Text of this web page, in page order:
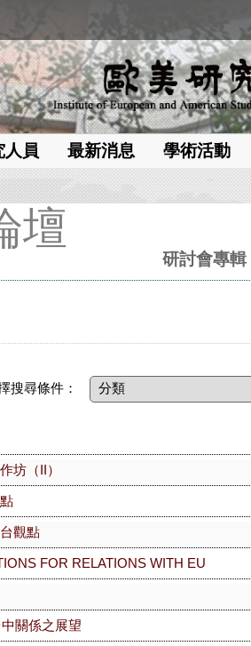
人員 最新消息 學術活動
壇
研討會專輯
搜尋條件：
坊（II）
觀點
FOR RELATIONS WITH EU
關係之展望